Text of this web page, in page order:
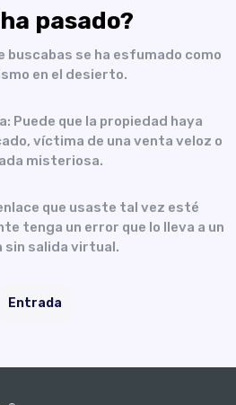
pasado?
buscabas se ha esfumado como
en el desierto.
Puede que la propiedad haya
víctima de una venta veloz o
misteriosa.
que usaste tal vez esté
tenga un error que lo lleva a un
sin salida virtual.
Entrada